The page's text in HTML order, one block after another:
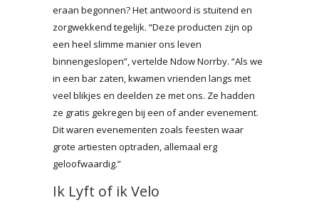
eraan begonnen? Het antwoord is stuitend en
zorgwekkend tegelijk. “Deze producten zijn op
een heel slimme manier ons leven
binnengeslopen”, vertelde Ndow Norrby. “Als we
in een bar zaten, kwamen vrienden langs met
veel blikjes en deelden ze met ons. Ze hadden
ze gratis gekregen bij een of ander evenement.
Dit waren evenementen zoals feesten waar
grote artiesten optraden, allemaal erg
geloofwaardig.”
Ik Lyft of ik Velo